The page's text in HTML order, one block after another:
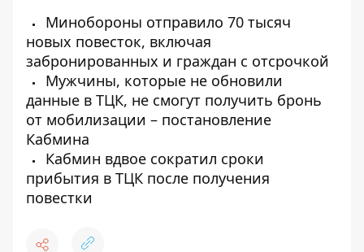
Минобороны отправило 70 тысяч
новых повесток, включая
забронированных и граждан с отсрочкой
Мужчины, которые не обновили
данные в ТЦК, не смогут получить бронь
от мобилизации – постановление
Кабмина
Кабмин вдвое сократил сроки
прибытия в ТЦК после получения
повестки